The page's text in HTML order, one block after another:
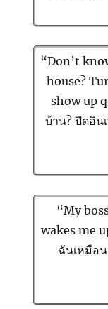
“Don’t
house?
show up
บ้าน? ปิดอิน
“My
wakes me
ฉันเหมือ